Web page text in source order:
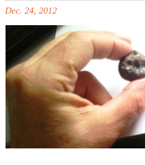
Dec. 24, 2012